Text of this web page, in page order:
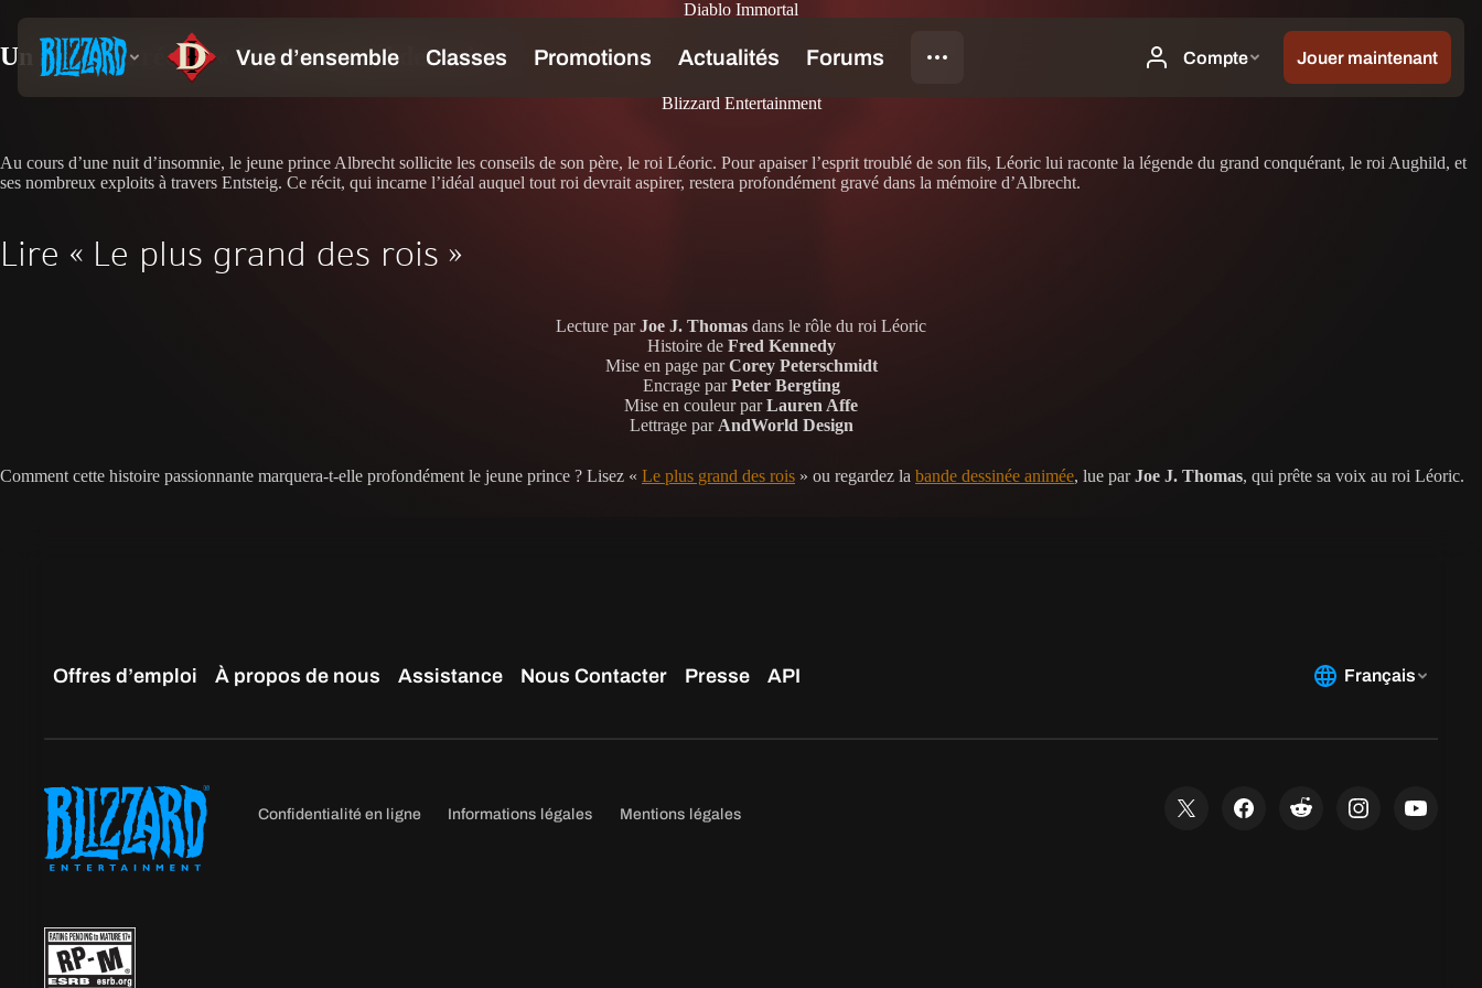
Diablo Immortal
Un nouveau récit : « Le plus grand des rois »
Blizzard Entertainment
Au cours d’une nuit d’insomnie, le jeune prince Albrecht sollicite les conseils de son père, le roi Léoric. Pour apaiser l’esprit troublé de son fils, Léoric lui raconte la légende du grand conquérant, le roi Aughild, et
ses nombreux exploits à travers Entsteig. Ce récit, qui incarne l’idéal auquel tout roi devrait aspirer, restera profondément gravé dans la mémoire d’Albrecht.
Lire « Le plus grand des rois »
Lecture parJoe J. Thomas dans le rôle du roi Léoric
Histoire de Fred Kennedy
Mise en page parCorey Peterschmidt
Encrage parPeter Bergting
Mise en couleur parLauren Affe
Lettrage par AndWorld Design
Comment cette histoire passionnante marquera-t-elle profondément le jeune prince ? Lisez « Le plus grand des rois » ou regardez la bande dessinée animée, lue parJoe J. Thomas, qui prête sa voix au roi Léoric.